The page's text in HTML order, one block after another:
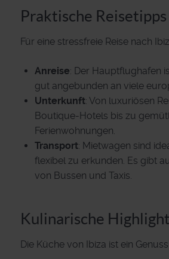
Praktische Reisetipps
Für eine stressfreie Reise nach
Anreise: Der Hauptflughafen
gut angebunden an viele
Unterkunft: Von luxuriösen
Boutique-Hotels bis zu
Ferienwohnungen.
Transport: Mietwagen sind
flexibel zu erkunden. Es gibt
von Bussen und Taxis.
Kulinarische
Die Küche von Ibiza ist ein